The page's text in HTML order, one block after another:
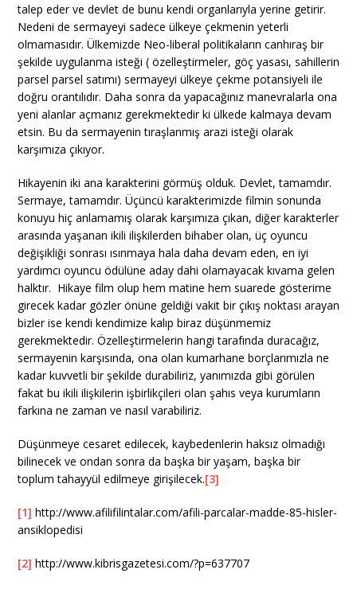
talep eder ve devlet de bunu kendi organlarıyla yerine getirir.
Nedeni de sermayeyi sadece ülkeye çekmenin yeterli
olmamasıdır. Ülkemizde Neo-liberal politikaların canhıraş bir
şekilde uygulanma isteği ( özelleştirmeler, göç yasası, sahillerin
parsel parsel satımı) sermayeyi ülkeye çekme potansiyeli ile
doğru orantılıdır. Daha sonra da yapacağınız manevralarla ona
yeni alanlar açmanız gerekmektedir ki ülkede kalmaya devam
etsin. Bu da sermayenin tıraşlanmış arazi isteği olarak
karşımıza çıkıyor.
Hikayenin iki ana karakterini görmüş olduk. Devlet, tamamdır.
Sermaye, tamamdır. Üçüncü karakterimizde filmin sonunda
konuyu hiç anlamamış olarak karşımıza çıkan, diğer karakterler
arasında yaşanan ikili ilişkilerden bihaber olan, üç oyuncu
değişikliği sonrası ısınmaya hala daha devam eden, en iyi
yardımcı oyuncu ödülüne aday dahi olamayacak kıvama gelen
halktır. Hikaye film olup hem matine hem suarede gösterime
girecek kadar gözler önüne geldiği vakit bir çıkış noktası arayan
bizler ise kendi kendimize kalıp biraz düşünmemiz
gerekmektedir. Özelleştirmelerin hangi tarafında duracağız,
sermayenin karşısında, ona olan kumarhane borçlarımızla ne
kadar kuvvetli bir şekilde durabiliriz, yanımızda gibi görülen
fakat bu ikili ilişkilerin işbirlikçileri olan şahıs veya kurumların
farkına ne zaman ve nasıl varabiliriz.
Düşünmeye cesaret edilecek, kaybedenlerin haksız olmadığı
bilinecek ve ondan sonra da başka bir yaşam, başka bir
toplum tahayyül edilmeye girişilecek.[3]
[1] http://www.afilifilintalar.com/afili-parcalar-madde-85-hisler-
ansiklopedisi
[2] http://www.kibrisgazetesi.com/?p=637707